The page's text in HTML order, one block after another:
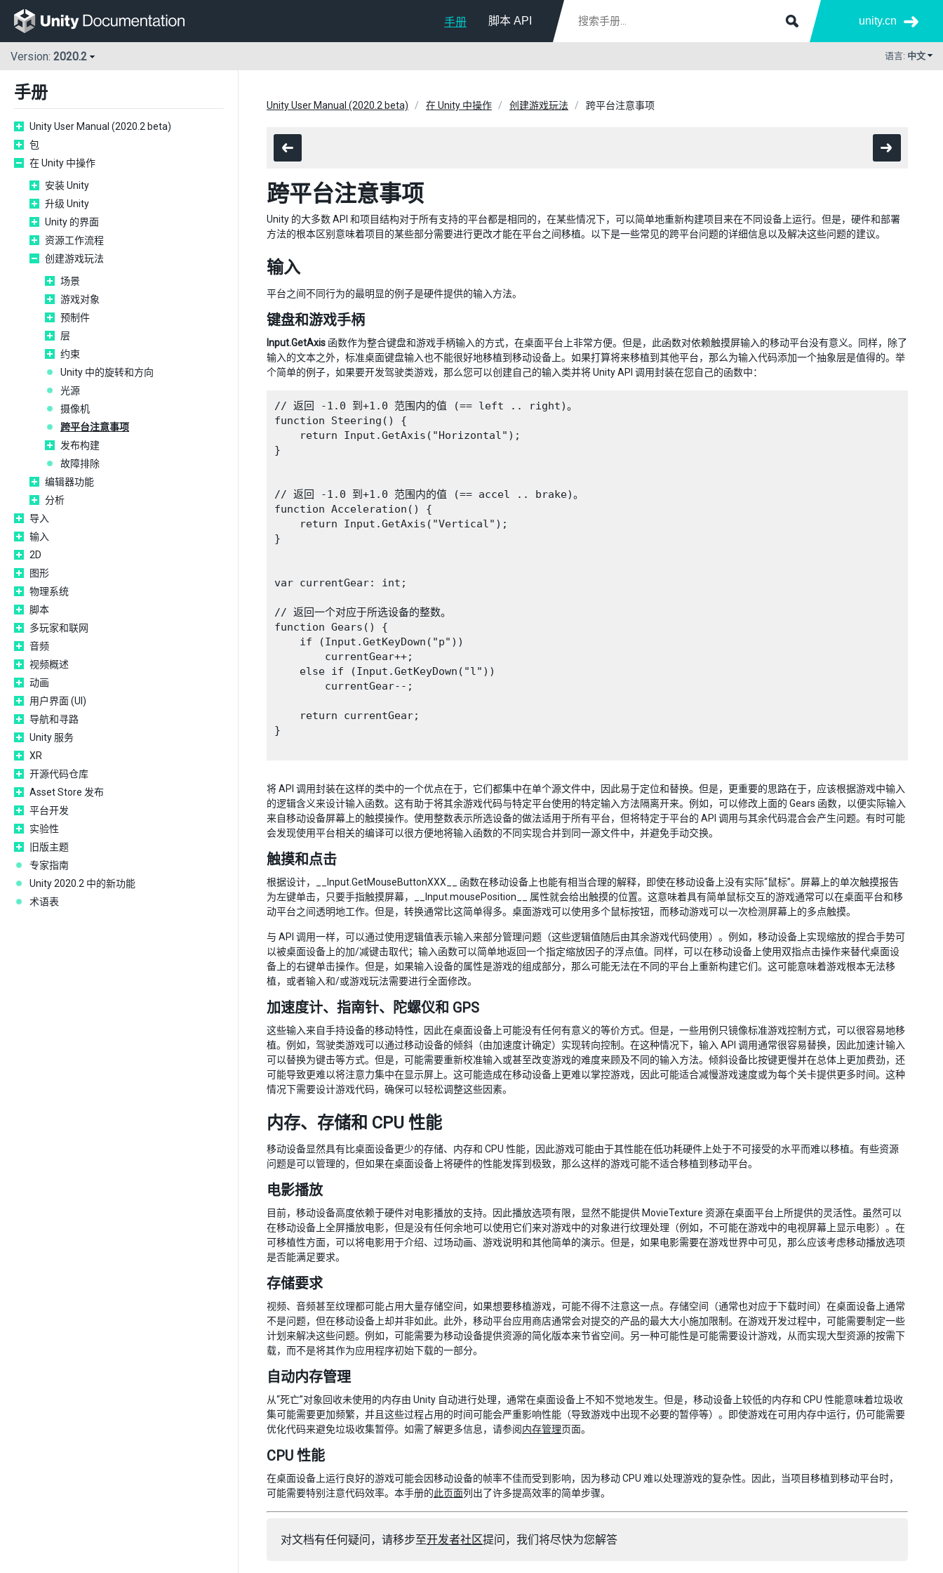
手册 脚本 API unity.cn
Version: 2020.2 语言: 中文
手册
Unity User Manual (2020.2 beta)
包
在 Unity 中操作
安装 Unity
升级 Unity
Unity 的界面
资源工作流程
创建游戏玩法
场景
游戏对象
预制件
层
约束
Unity 中的旋转和方向
光源
摄像机
跨平台注意事项
发布构建
故障排除
编辑器功能
分析
导入
输入
2D
图形
物理系统
脚本
多玩家和联网
音频
视频概述
动画
用户界面 (UI)
导航和寻路
Unity 服务
XR
开源代码仓库
Asset Store 发布
平台开发
实验性
旧版主题
专家指南
Unity 2020.2 中的新功能
术语表
Unity User Manual (2020.2 beta) 在 Unity 中操作 创建游戏玩法 跨平台注意事项
跨平台注意事项
Unity 的大多数 API 和项目结构对于所有支持的平台都是相同的，在某些情况下，可以简单地重新构建项目来在不同设备上运行。但是，硬件和部署
方法的根本区别意味着项目的某些部分需要进行更改才能在平台之间移植。以下是一些常见的跨平台问题的详细信息以及解决这些问题的建议。
输入
平台之间不同行为的最明显的例子是硬件提供的输入方法。
键盘和游戏手柄
Input.GetAxis 函数作为整合键盘和游戏手柄输入的方式，在桌面平台上非常方便。但是，此函数对依赖触摸屏输入的移动平台没有意义。同样，除了
输入的文本之外，标准桌面键盘输入也不能很好地移植到移动设备上。如果打算将来移植到其他平台，那么为输入代码添加一个抽象层是值得的。举
个简单的例子，如果要开发驾驶类游戏，那么您可以创建自己的输入类并将 Unity API 调用封装在您自己的函数中：
// 返回 -1.0 到+1.0 范围内的值 (== left .. right)。
function Steering() {
    return Input.GetAxis("Horizontal");
}
// 返回 -1.0 到+1.0 范围内的值 (== accel .. brake)。
function Acceleration() {
    return Input.GetAxis("Vertical");
}
var currentGear: int;
// 返回一个对应于所选设备的整数。
function Gears() {
    if (Input.GetKeyDown("p"))
        currentGear++;
    else if (Input.GetKeyDown("l"))
        currentGear--;
    return currentGear;
}
将 API 调用封装在这样的类中的一个优点在于，它们都集中在单个源文件中，因此易于定位和替换。但是，更重要的思路在于，应该根据游戏中输入
的逻辑含义来设计输入函数。这有助于将其余游戏代码与特定平台使用的特定输入方法隔离开来。例如，可以修改上面的 Gears 函数，以便实际输入
来自移动设备屏幕上的触摸操作。使用整数表示所选设备的做法适用于所有平台，但将特定于平台的 API 调用与其余代码混合会产生问题。有时可能
会发现使用平台相关的编译可以很方便地将输入函数的不同实现合并到同一源文件中，并避免手动交换。
触摸和点击
根据设计，__Input.GetMouseButtonXXX__ 函数在移动设备上也能有相当合理的解释，即使在移动设备上没有实际“鼠标”。屏幕上的单次触摸报告
为左键单击，只要手指触摸屏幕，__Input.mousePosition__ 属性就会给出触摸的位置。这意味着具有简单鼠标交互的游戏通常可以在桌面平台和移
动平台之间透明地工作。但是，转换通常比这简单得多。桌面游戏可以使用多个鼠标按钮，而移动游戏可以一次检测屏幕上的多点触摸。
与 API 调用一样，可以通过使用逻辑值表示输入来部分管理问题（这些逻辑值随后由其余游戏代码使用）。例如，移动设备上实现缩放的捏合手势可
以被桌面设备上的加/减键击取代；输入函数可以简单地返回一个指定缩放因子的浮点值。同样，可以在移动设备上使用双指点击操作来替代桌面设
备上的右键单击操作。但是，如果输入设备的属性是游戏的组成部分，那么可能无法在不同的平台上重新构建它们。这可能意味着游戏根本无法移
植，或者输入和/或游戏玩法需要进行全面修改。
加速度计、指南针、陀螺仪和 GPS
这些输入来自手持设备的移动特性，因此在桌面设备上可能没有任何有意义的等价方式。但是，一些用例只镜像标准游戏控制方式，可以很容易地移
植。例如，驾驶类游戏可以通过移动设备的倾斜（由加速度计确定）实现转向控制。在这种情况下，输入 API 调用通常很容易替换，因此加速计输入
可以替换为键击等方式。但是，可能需要重新校准输入或甚至改变游戏的难度来顾及不同的输入方法。倾斜设备比按键更慢并在总体上更加费劲，还
可能导致更难以将注意力集中在显示屏上。这可能造成在移动设备上更难以掌控游戏，因此可能适合减慢游戏速度或为每个关卡提供更多时间。这种
情况下需要设计游戏代码，确保可以轻松调整这些因素。
内存、存储和 CPU 性能
移动设备显然具有比桌面设备更少的存储、内存和 CPU 性能，因此游戏可能由于其性能在低功耗硬件上处于不可接受的水平而难以移植。有些资源
问题是可以管理的，但如果在桌面设备上将硬件的性能发挥到极致，那么这样的游戏可能不适合移植到移动平台。
电影播放
目前，移动设备高度依赖于硬件对电影播放的支持。因此播放选项有限，显然不能提供 MovieTexture 资源在桌面平台上所提供的灵活性。虽然可以
在移动设备上全屏播放电影，但是没有任何余地可以使用它们来对游戏中的对象进行纹理处理（例如，不可能在游戏中的电视屏幕上显示电影）。在
可移植性方面，可以将电影用于介绍、过场动画、游戏说明和其他简单的演示。但是，如果电影需要在游戏世界中可见，那么应该考虑移动播放选项
是否能满足要求。
存储要求
视频、音频甚至纹理都可能占用大量存储空间，如果想要移植游戏，可能不得不注意这一点。存储空间（通常也对应于下载时间）在桌面设备上通常
不是问题，但在移动设备上却并非如此。此外，移动平台应用商店通常会对提交的产品的最大大小施加限制。在游戏开发过程中，可能需要制定一些
计划来解决这些问题。例如，可能需要为移动设备提供资源的简化版本来节省空间。另一种可能性是可能需要设计游戏，从而实现大型资源的按需下
载，而不是将其作为应用程序初始下载的一部分。
自动内存管理
从“死亡”对象回收未使用的内存由 Unity 自动进行处理，通常在桌面设备上不知不觉地发生。但是，移动设备上较低的内存和 CPU 性能意味着垃圾收
集可能需要更加频繁，并且这些过程占用的时间可能会严重影响性能（导致游戏中出现不必要的暂停等）。即使游戏在可用内存中运行，仍可能需要
优化代码来避免垃圾收集暂停。如需了解更多信息，请参阅内存管理页面。
CPU 性能
在桌面设备上运行良好的游戏可能会因移动设备的帧率不佳而受到影响，因为移动 CPU 难以处理游戏的复杂性。因此，当项目移植到移动平台时，
可能需要特别注意代码效率。本手册的此页面列出了许多提高效率的简单步骤。
对文档有任何疑问，请移步至开发者社区提问，我们将尽快为您解答